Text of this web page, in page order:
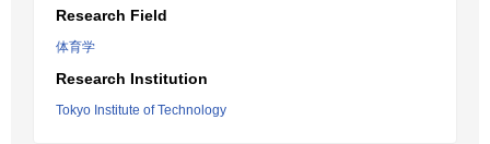
Research Field
体育学
Research Institution
Tokyo Institute of Technology